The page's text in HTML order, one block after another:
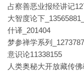
占察善恶业报经讲记
大智度论下
什译_201404
梦参禅学系列
意识论11338155
人类奥秘大开放藏传